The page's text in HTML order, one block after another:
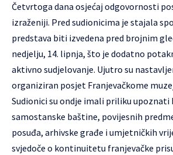
Četvrtoga dana osjećaj odgovornosti
izraženiji. Pred sudionicima je stajala
predstava biti izvedena pred brojnim
nedjelju, 14. lipnja, što je dodatno
aktivno sudjelovanje. Ujutro su
organiziran posjet Franjevačkome
Sudionici su ondje imali priliku
samostanske baštine, povijesnih
posuđa, arhivske građe i umjetničkih
svjedoče o kontinuitetu franjevačke